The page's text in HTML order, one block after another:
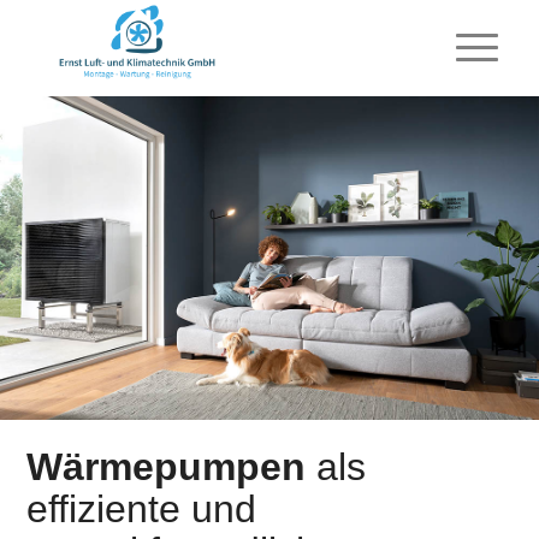
Wärmepumpen als
effiziente und